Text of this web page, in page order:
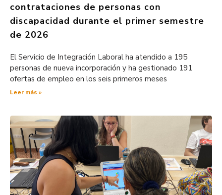
contrataciones de personas con
discapacidad durante el primer semestre
de 2026
El Servicio de Integración Laboral ha atendido a 195
personas de nueva incorporación y ha gestionado 191
ofertas de empleo en los seis primeros meses
Leer más »